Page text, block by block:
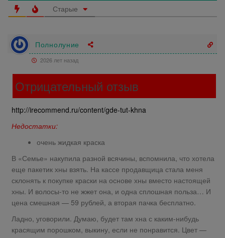
Старые
Полнолуние
2026 лет назад
Отрицательный отзыв
http://irecommend.ru/content/gde-tut-khna
Недостатки:
очень жидкая краска
В «Семье» накупила разной всячины, вспомнила, что хотела
еще пакетик хны взять. На кассе продавщица стала меня
склонять к покупке краски на основе хны вместо настоящей
хны. И волосы-то не жжет она, и одна сплошная польза… И
цена смешная — 59 рублей, а вторая пачка бесплатно.
Ладно, уговорили. Думаю, будет там хна с каким-нибудь
красящим порошком, выкину, если не понравится. Цвет —